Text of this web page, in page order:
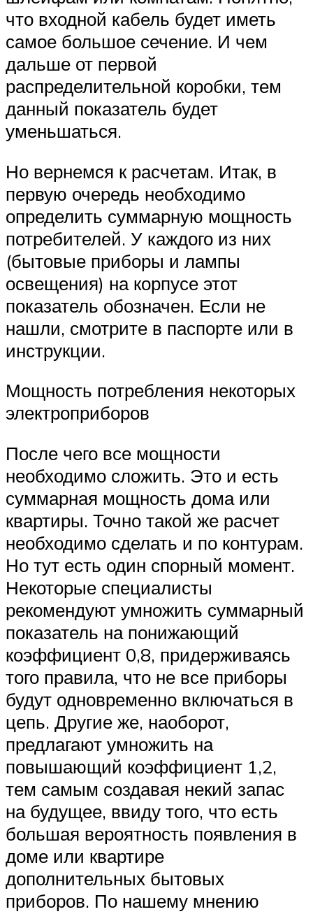
что входной кабель будет иметь
самое большое сечение. И чем
дальше от первой
распределительной коробки, тем
данный показатель будет
уменьшаться.
Но вернемся к расчетам. Итак, в
первую очередь необходимо
определить суммарную мощность
потребителей. У каждого из них
(бытовые приборы и лампы
освещения) на корпусе этот
показатель обозначен. Если не
нашли, смотрите в паспорте или в
инструкции.
Мощность потребления некоторых
электроприборов
После чего все мощности
необходимо сложить. Это и есть
суммарная мощность дома или
квартиры. Точно такой же расчет
необходимо сделать и по контурам.
Но тут есть один спорный момент.
Некоторые специалисты
рекомендуют умножить суммарный
показатель на понижающий
коэффициент 0,8, придерживаясь
того правила, что не все приборы
будут одновременно включаться в
цепь. Другие же, наоборот,
предлагают умножить на
повышающий коэффициент 1,2,
тем самым создавая некий запас
на будущее, ввиду того, что есть
большая вероятность появления в
доме или квартире
дополнительных бытовых
приборов. По нашему мнению